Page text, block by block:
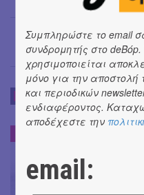
ΝΕΑ
Συμπληρώστε το email
συνδρομητής στο
χρησιμοποιείται
μόνο για την αποστολή
και περιοδικών
ενδιαφέροντος.
αποδέχεστε την
email: